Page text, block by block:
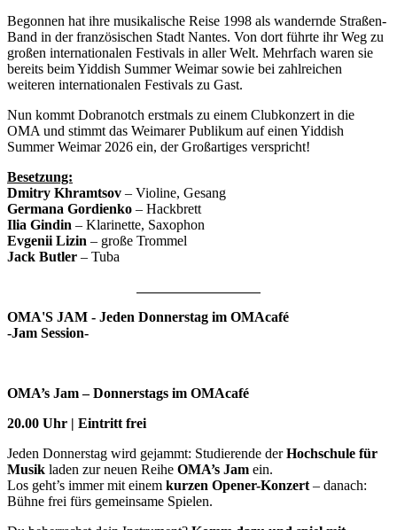
Begonnen hat ihre musikalische Reise 1998 als wandernde Straßen-
Band in der französischen Stadt Nantes. Von dort führte ihr Weg zu
großen internationalen Festivals in aller Welt. Mehrfach waren sie
bereits beim Yiddish Summer Weimar sowie bei zahlreichen
weiteren internationalen Festivals zu Gast.
Nun kommt Dobranotch erstmals zu einem Clubkonzert in die
OMA und stimmt das Weimarer Publikum auf einen Yiddish
Summer Weimar 2026 ein, der Großartiges verspricht!
Besetzung:
Dmitry Khramtsov – Violine, Gesang
Germana Gordienko – Hackbrett
Ilia Gindin – Klarinette, Saxophon
Evgenii Lizin – große Trommel
Jack Butler – Tuba
OMA'S JAM - Jeden Donnerstag im OMAcafé
-Jam Session-
OMA’s Jam – Donnerstags im OMAcafé
20.00 Uhr | Eintritt frei
Jeden Donnerstag wird gejammt: Studierende derHochschule für
Musik laden zur neuen Reihe OMA’s Jam ein.
Los geht’s immer mit einem kurzen Opener-Konzert– danach:
Bühne frei fürs gemeinsame Spielen.